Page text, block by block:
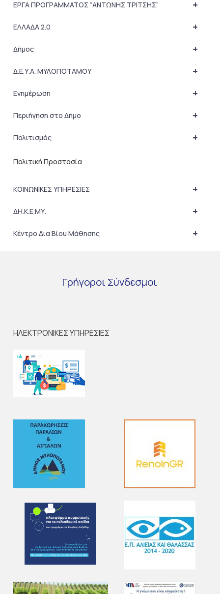
+
ΕΡΓΑ ΠΡΟΓΡΑΜΜΑΤΟΣ “ΑΝΤΩΝΗΣ ΤΡΙΤΣΗΣ”
+
ΕΛΛΑΔΑ 2.0
+
Δήμος
+
Δ.Ε.Υ.Α. ΜΥΛΟΠΟΤΑΜΟΥ
+
Ενημέρωση
+
Περιήγηση στο Δήμο
+
Πολιτισμός
Πολιτική Προστασία
+
ΚΟΙΝΩΝΙΚΕΣ ΥΠΗΡΕΣΙΕΣ
+
ΔΗ.Κ.Ε.ΜΥ.
+
Κέντρο Δια Βίου Μάθησης
Γρήγοροι Σύνδεσμοι
ΗΛΕΚΤΡΟΝΙΚΕΣ ΥΠΗΡΕΣΙΕΣ